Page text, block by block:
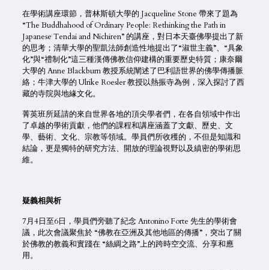
在學術講座環節，普林斯頓大學的 Jacqueline Stone 帶來了題為
“The Buddhahood of Ordinary People: Rethinking the Path in
Japanese Tendai and Nichiren” 的講座，對日本天臺佛學提出了新
的思考；清華大學的聖凱法師創造性地提出了“淑世主義”、“具象
化”與“禮制化”這三種漢傳佛教信仰建構的重要歷史特質；康奈爾
大學的 Anne Blackburn 教授系統闡述了巴利語世界的佛學傳播脈
絡；牛津大學的 Ulrike Roesler 教授以熱振寺為例，深入探討了西
藏的寺院與地緣文化。
菁英班所延請的來自世界各地的頂尖學者們，在各自領域中作出
了卓越的學術貢獻，他們的課程和講座涵蓋了文獻、歷史、文
學、藝術、文化、宗教等領域。學員們所收穫的，不但是知識和
結論，更是獨特的研究方法、開放的理論視野以及縝密的學術思
維。
疑義相與析
7月4日至6日，學員們旁聽了紀念 Antonino Forte 先生的學術會
議，此次會議聚焦於 “佛教在亞洲及其他地區的傳播”，突出了關
於佛教的教義和實踐在 “絲綢之路”上的跨時空交流、分享和應
用。